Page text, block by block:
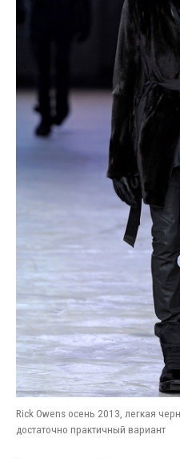
Rick Owens осень 2013, легкая
достаточно практичный вариант